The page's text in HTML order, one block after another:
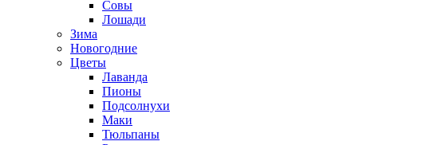
Совы
Лошади
Зима
Новогодние
Цветы
Лаванда
Пионы
Подсолнухи
Маки
Тюльпаны